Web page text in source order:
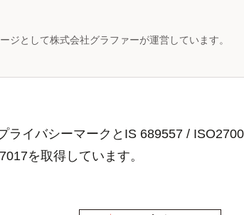
ジとして株式会社グラファーが運営しています。
ライバシーマークとIS 689557 /
を取得しています。